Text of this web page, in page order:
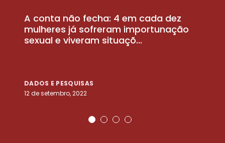
A conta não fecha: 4 em cada dez
mulheres já sofreram importunação
sexual e viveram situaçõ...
DADOS E PESQUISAS
12 de setembro, 2022